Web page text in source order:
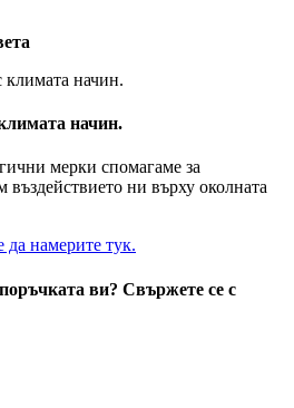
начин.
мерки спомагаме за
ни върху околната
намерите тук.
ви? Свържете се с